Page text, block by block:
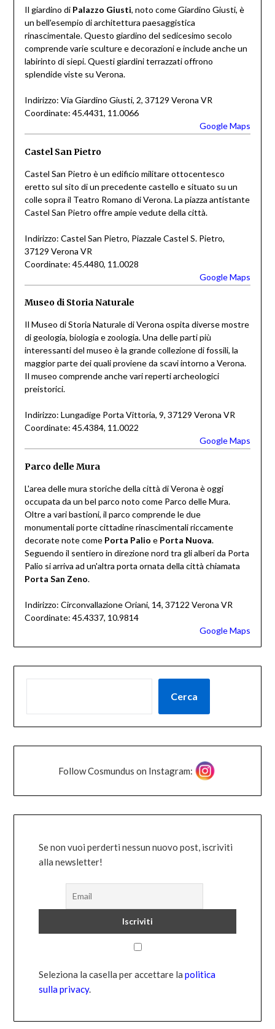
Il giardino di Palazzo Giusti, noto come Giardino Giusti, è
un bell'esempio di architettura paesaggistica
rinascimentale. Questo giardino del sedicesimo secolo
comprende varie sculture e decorazioni e include anche un
labirinto di siepi. Questi giardini terrazzati offrono
splendide viste su Verona.
Indirizzo: Via Giardino Giusti, 2, 37129 Verona VR
Coordinate: 45.4431, 11.0066
Google Maps
Castel San Pietro
Castel San Pietro è un edificio militare ottocentesco
eretto sul sito di un precedente castello e situato su un
colle sopra il Teatro Romano di Verona. La piazza antistante
Castel San Pietro offre ampie vedute della città.
Indirizzo: Castel San Pietro, Piazzale Castel S. Pietro,
37129 Verona VR
Coordinate: 45.4480, 11.0028
Google Maps
Museo di Storia Naturale
Il Museo di Storia Naturale di Verona ospita diverse mostre
di geologia, biologia e zoologia. Una delle parti più
interessanti del museo è la grande collezione di fossili, la
maggior parte dei quali proviene da scavi intorno a Verona.
Il museo comprende anche vari reperti archeologici
preistorici.
Indirizzo: Lungadige Porta Vittoria, 9, 37129 Verona VR
Coordinate: 45.4384, 11.0022
Google Maps
Parco delle Mura
L'area delle mura storiche della città di Verona è oggi
occupata da un bel parco noto come Parco delle Mura.
Oltre a vari bastioni, il parco comprende le due
monumentali porte cittadine rinascimentali riccamente
decorate note come Porta Palio e Porta Nuova.
Seguendo il sentiero in direzione nord tra gli alberi da Porta
Palio si arriva ad un'altra porta ornata della città chiamata
Porta San Zeno.
Indirizzo: Circonvallazione Oriani, 14, 37122 Verona VR
Coordinate: 45.4337, 10.9814
Google Maps
Cerca
Follow Cosmundus on Instagram:
Se non vuoi perderti nessun nuovo post, iscriviti
alla newsletter!
Seleziona la casella per accettare la politica
sulla privacy.